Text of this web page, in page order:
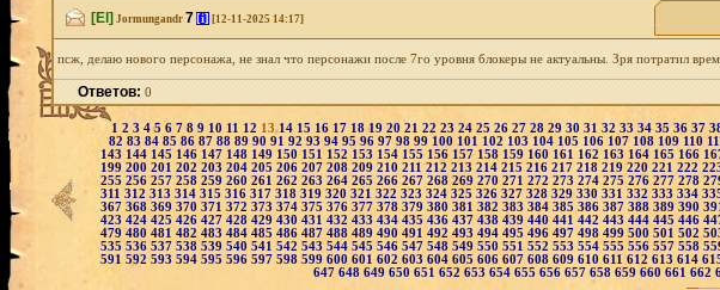
[El] Jormungandr 7 [i] [12-11-2025 14:17]
псж, делаю нового персонажа, не знал что персонажи после 7го уровня блокеры не актуальны. Зря потратил
Ответов:0
1 2 3 45 6 7 8 9 10 11 12 1314 15 16 17 1819 20 21 22 23 24 25 26 27 28 29 30 3132 33 34 35 36 37
82 83 84 85 86 87 88 89 90 91 92 93 94 95 96 97 98 99 100 101 102 103 104 105 106 107 108 109 110
143 144 145 146 147 148 149 150 151 152 153 154 155 156 157 158 159 160 161 162 163 164 165 166
199 200 201 202 203 204 205 206 207 208 209 210 211 212 213 214 215 216 217 218 219 220 221 222
255 256 257 258 259 260 261 262 263 264 265 266 267 268 269 270 271 272 273 274 275 276 277 278
311 312 313 314 315 316 317 318 319 320 321 322 323 324 325 326 327 328 329 330 331 332 333 334
367 368 369 370 371 372 373 374 375 376 377 378 379 380 381 382 383 384 385 386 387 388 389 390
423 424 425 426 427 428 429 430 431 432 433 434 435 436 437 438 439 440 441 442 443 444 445 446
479 480 481 482 483 484 485 486 487 488 489 490 491 492 493 494 495 496 497 498 499 500 501 502
535 536 537 538 539 540 541 542 543 544 545 546 547 548 549 550 551 552 553 554 555 556 557 558
591 592 593 594 595 596 597 598 599 600 601 602 603 604 605 606 607 608 609 610 611 612 613 614
647 648 649 650 651 652 653 654 655 656 657 658 659 660 661 662